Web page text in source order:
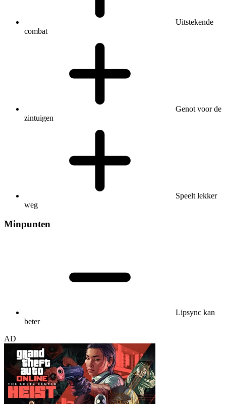
Uitstekende
combat
Genot voor de
zintuigen
Speelt lekker
weg
Minpunten
Lipsync kan
beter
AD